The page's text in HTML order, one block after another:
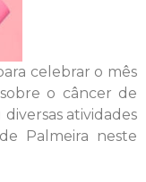
celebrar o mês
o câncer de
atividades
Palmeira neste